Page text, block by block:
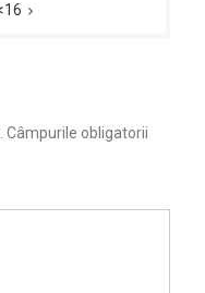
Câmpurile obligatorii